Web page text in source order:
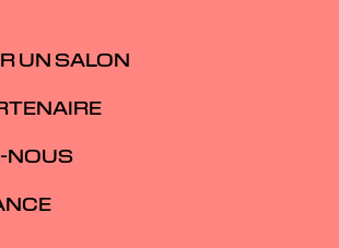
UN SALON
NOUS